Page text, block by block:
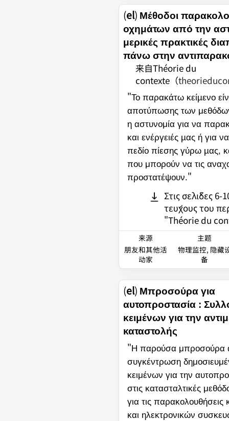
(el) Μέθοδοι
οχημάτων από την
μερικές πρακτικές
πάνω στην
来自Théorie du
contexte （
"Το παρακάτω κείµενο
αποτύπωσης των
η αστυνομία για να
και ενέργειές µας ή για
πεδίο πίεσης γύρω µας,
που μπορούν να τις
προστατέψουν."
Στις σελίδες 6-
τεύχους του
"Théorie du
来源
朋友和其他活
动家
主题
物理监控, 隐藏
备
(el) Μπροσούρα για
αυτοπροστασία :
κειμένων για την
καταστολής
"Η παρούσα μπροσούρα
συγκέντρωση
κειμένων για την
στις κατασταλτικές
για τις
και ηλεκτρονικών